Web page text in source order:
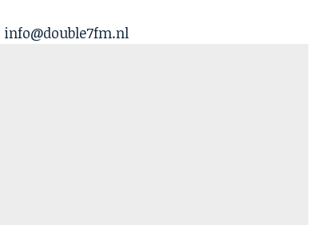
info@double7fm.nl